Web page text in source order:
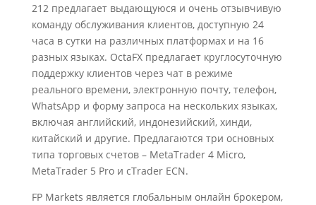
212 предлагает выдающуюся и очень отзывчивую
команду обслуживания клиентов, доступную 24
часа в сутки на различных платформах и на 16
разных языках. OctaFX предлагает круглосуточную
поддержку клиентов через чат в режиме
реального времени, электронную почту, телефон,
WhatsApp и форму запроса на нескольких языках,
включая английский, индонезийский, хинди,
китайский и другие. Предлагаются три основных
типа торговых счетов – MetaTrader 4 Micro,
MetaTrader 5 Pro и cTrader ECN.
FP Markets является глобальным онлайн брокером,